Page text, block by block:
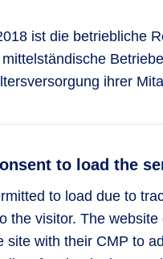
ist die betriebliche
ihrer
to load the
to load due to
the visitor. The website
site with their CMP to